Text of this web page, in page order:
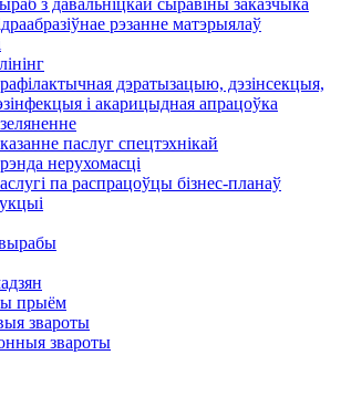
з давальніцкай сыравіны заказчыка
рэзанне матэрыялаў
дэратызацыю, дэзiнсекцыя,
і акарицыдная апрацоўка
паслуг спецтэхнікай
нерухомасці
па распрацоўцы бізнес-планаў
прыём
звароты
звароты